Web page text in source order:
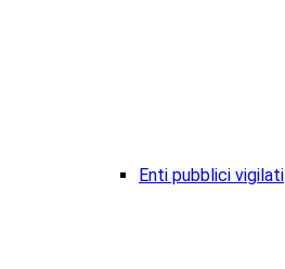
Enti pubblici vigilati